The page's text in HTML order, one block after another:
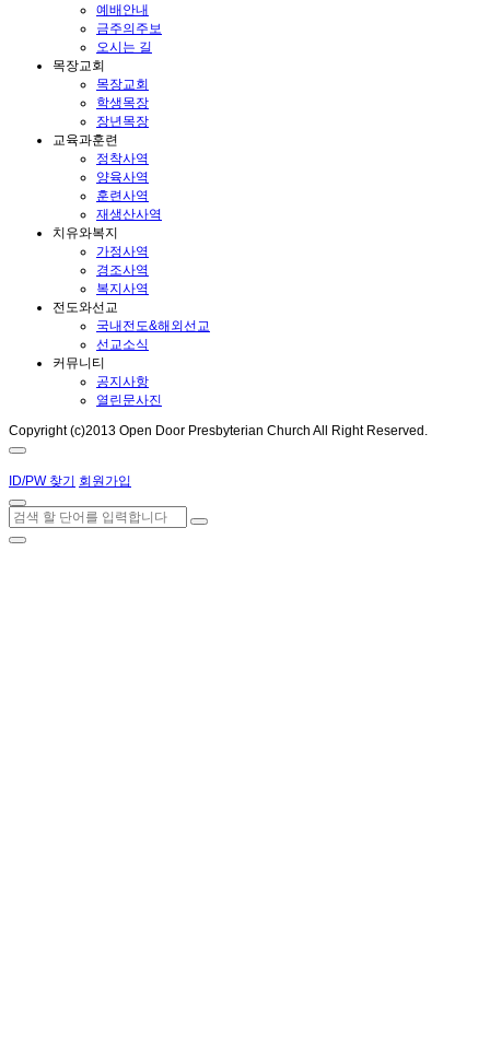
예배안내
금주의주보
오시는 길
목장교회
목장교회
학생목장
장년목장
교육과훈련
정착사역
양육사역
훈련사역
재생산사역
치유와복지
가정사역
경조사역
복지사역
전도와선교
국내전도&해외선교
선교소식
커뮤니티
공지사항
열린문사진
Copyright (c)2013 Open Door Presbyterian Church All Right Reserved.
ID/PW 찾기 회원가입